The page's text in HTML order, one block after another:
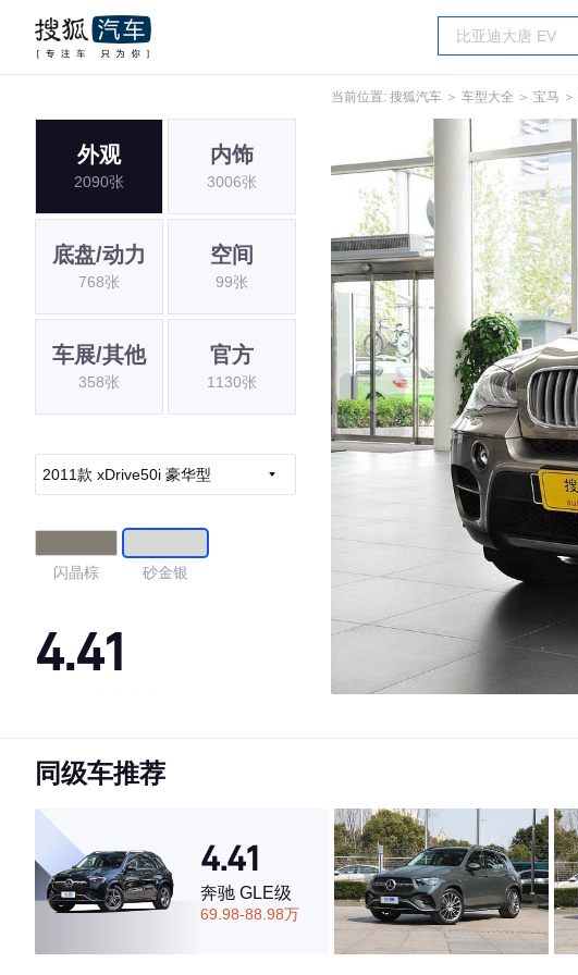
当前位置: 搜狐汽车 ＞ 车型大全 ＞ 宝马 ＞
外观
2090张
内饰
3006张
底盘/动力
768张
空间
99张
车展/其他
358张
官方
1130张
2011款 xDrive50i 豪华型
闪晶棕 砂金银
4.41
·内饰表现一般，低于85%同级车
·空间表现一般，低于86%同级车
同级车推荐
4.41
奔驰 GLE级
69.98-88.98万